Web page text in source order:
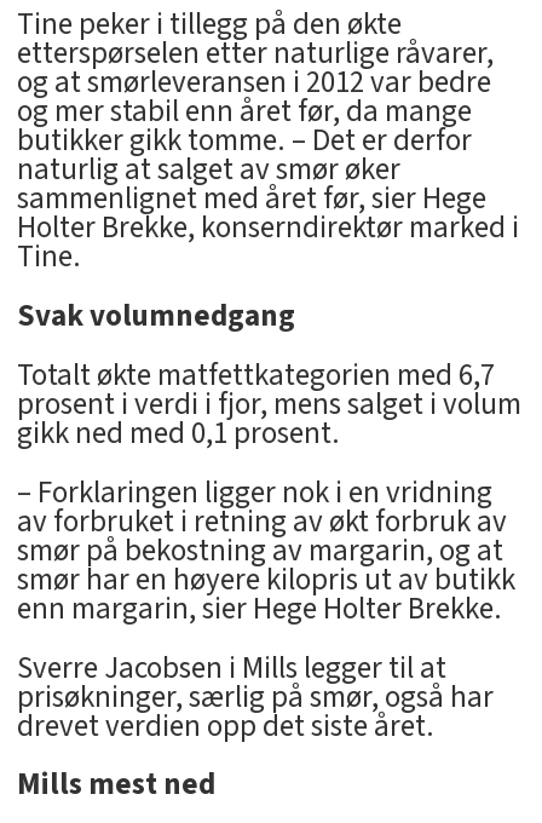
Tine peker i tillegg på den økte
etterspørselen etter naturlige råvarer,
og at smørleveransen i 2012 var bedre
og mer stabil enn året før, da mange
butikker gikk tomme. – Det er derfor
naturlig at salget av smør øker
sammenlignet med året før, sier Hege
Holter Brekke, konserndirektør marked i
Tine.
Svak volumnedgang
Totalt økte matfettkategorien med 6,7
prosent i verdi i fjor, mens salget i volum
gikk ned med 0,1 prosent.
– Forklaringen ligger nok i en vridning
av forbruket i retning av økt forbruk av
smør på bekostning av margarin, og at
smør har en høyere kilopris ut av butikk
enn margarin, sier Hege Holter Brekke.
Sverre Jacobsen i Mills legger til at
prisøkninger, særlig på smør, også har
drevet verdien opp det siste året.
Mills mest ned